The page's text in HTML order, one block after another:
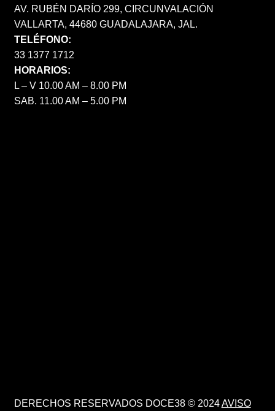
AV. RUBÉN DARÍO 299, CIRCUNVALACIÓN
VALLARTA, 44680 GUADALAJARA, JAL.
TELÉFONO:
33 1377 1712
HORARIOS:
L – V 10.00 AM – 8.00 PM
SAB. 11.00 AM – 5.00 PM
DERECHOS RESERVADOS DOCE38 © 2024AVISO